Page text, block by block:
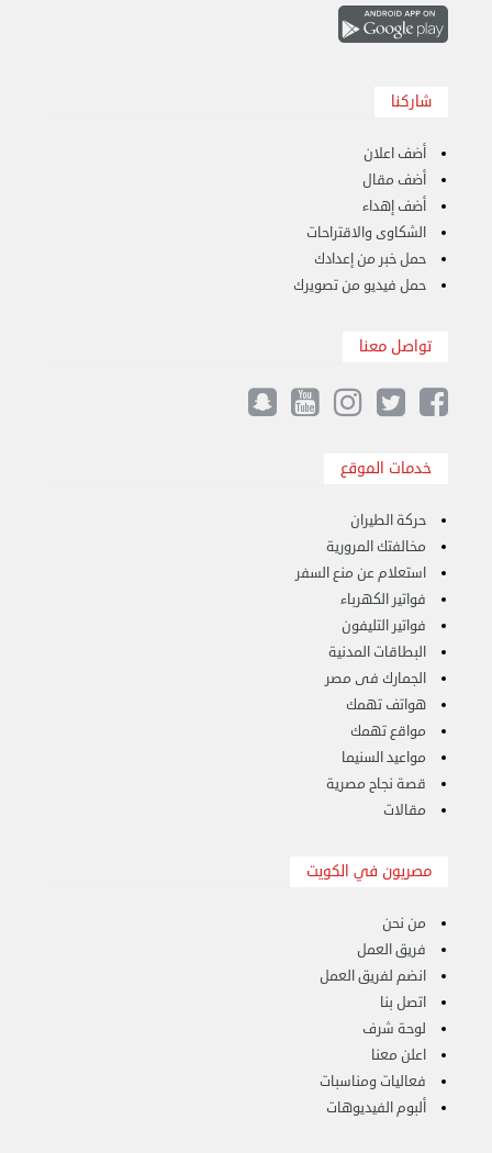
الأربعاء 28 أغسطس 2024 12:25 م
نقل عفش الكويت 50636444 فك وتركيب ايكيا محلي ...
الإثنين 26 أغسطس 2024 11:31 ص
شاركنا
أضف اعلان
أضف مقال
أضف إهداء
الشكاوى والاقتراحات
حمل خبر من إعدادك
حمل فيديو من تصويرك
تواصل معنا
خدمات الموقع
حركة الطيران
مخالفتك المرورية
استعلام عن منع السفر
فواتير الكهرباء
فواتير التليفون
البطاقات المدنية
الجمارك فى مصر
هواتف تهمك
مواقع تهمك
مواعيد السنيما
قصة نجاح مصرية
مقالات
مصريون في الكويت
من نحن
فريق العمل
انضم لفريق العمل
اتصل بنا
لوحة شرف
اعلن معنا
فعاليات ومناسبات
ألبوم الفيديوهات